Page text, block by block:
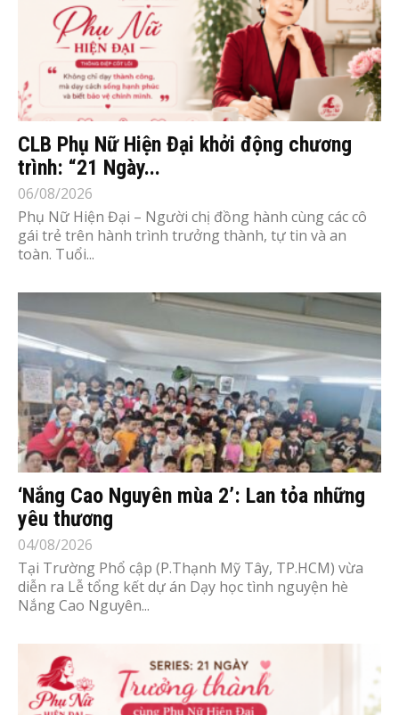
CLB Phụ Nữ Hiện Đại khởi động chương
trình: “21 Ngày...
06/08/2026
Phụ Nữ Hiện Đại – Người chị đồng hành cùng các cô
gái trẻ trên hành trình trưởng thành, tự tin và an
toàn. Tuổi...
‘Nắng Cao Nguyên mùa 2’: Lan tỏa những
yêu thương
04/08/2026
Tại Trường Phổ cập (P.Thạnh Mỹ Tây, TP.HCM) vừa
diễn ra Lễ tổng kết dự án Dạy học tình nguyện hè
Nắng Cao Nguyên...